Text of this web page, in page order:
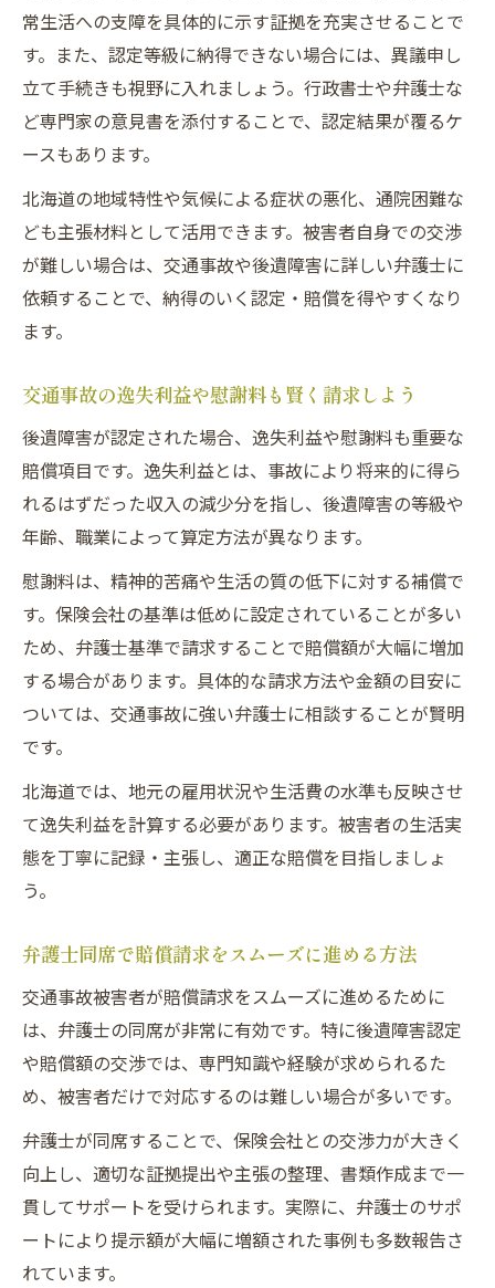
常生活への支障を具体的に示す証拠を充実させることで
す。また、認定等級に納得できない場合には、異議申し
立て手続きも視野に入れましょう。行政書士や弁護士な
ど専門家の意見書を添付することで、認定結果が覆るケ
ースもあります。
北海道の地域特性や気候による症状の悪化、通院困難な
ども主張材料として活用できます。被害者自身での交渉
が難しい場合は、交通事故や後遺障害に詳しい弁護士に
依頼することで、納得のいく認定・賠償を得やすくなり
ます。
交通事故の逸失利益や慰謝料も賢く請求しよう
後遺障害が認定された場合、逸失利益や慰謝料も重要な
賠償項目です。逸失利益とは、事故により将来的に得ら
れるはずだった収入の減少分を指し、後遺障害の等級や
年齢、職業によって算定方法が異なります。
慰謝料は、精神的苦痛や生活の質の低下に対する補償で
す。保険会社の基準は低めに設定されていることが多い
ため、弁護士基準で請求することで賠償額が大幅に増加
する場合があります。具体的な請求方法や金額の目安に
ついては、交通事故に強い弁護士に相談することが賢明
です。
北海道では、地元の雇用状況や生活費の水準も反映させ
て逸失利益を計算する必要があります。被害者の生活実
態を丁寧に記録・主張し、適正な賠償を目指しましょ
う。
弁護士同席で賠償請求をスムーズに進める方法
交通事故被害者が賠償請求をスムーズに進めるために
は、弁護士の同席が非常に有効です。特に後遺障害認定
や賠償額の交渉では、専門知識や経験が求められるた
め、被害者だけで対応するのは難しい場合が多いです。
弁護士が同席することで、保険会社との交渉力が大きく
向上し、適切な証拠提出や主張の整理、書類作成まで一
貫してサポートを受けられます。実際に、弁護士のサポ
ートにより提示額が大幅に増額された事例も多数報告さ
れています。